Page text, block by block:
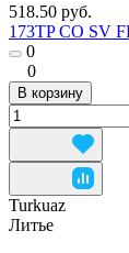
518.50 руб.
173TP CO SV
0
0
В корзину
Turkuaz
Литье